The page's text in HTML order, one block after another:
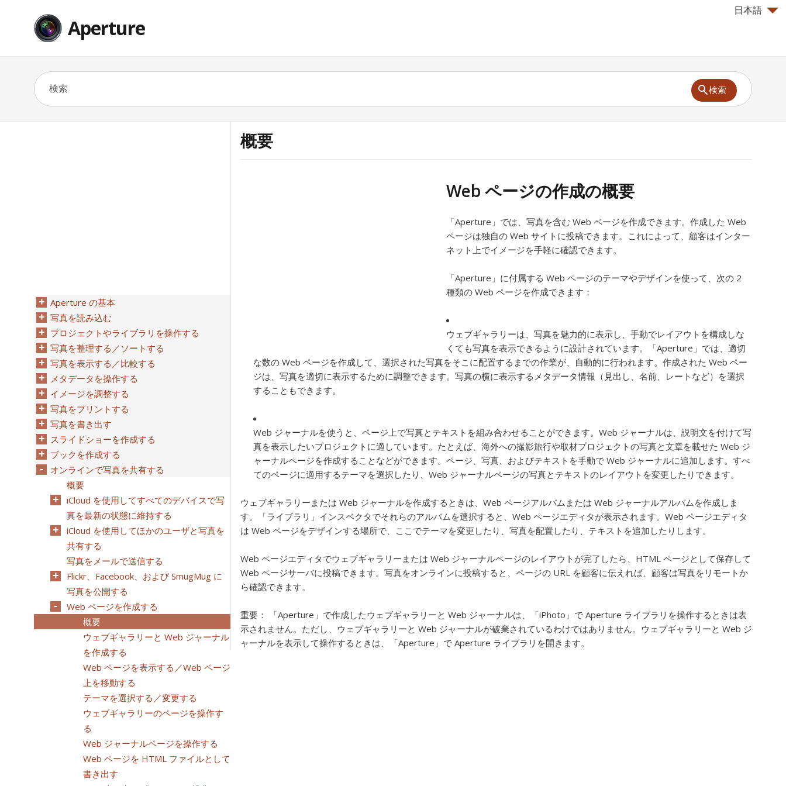
日本語
Aperture
検索
概要
Web ページの作成の概要
「Aperture」では、写真を含む Web ページを作成できます。作成した Web
ページは独自の Web サイトに投稿できます。これによって、顧客はインター
ネット上でイメージを手軽に確認できます。
「Aperture」に付属する Web ページのテーマやデザインを使って、次の 2
種類の Web ページを作成できます：
ウェブギャラリーは、写真を魅力的に表示し、手動でレイアウトを構成しな
くても写真を表示できるように設計されています。「Aperture」では、適切
な数の Web ページを作成して、選択された写真をそこに配置するまでの作業が、自動的に行われます。作成された Web ペー
ジは、写真を適切に表示するために調整できます。写真の横に表示するメタデータ情報（見出し、名前、レートなど）を選択
することもできます。
Web ジャーナルを使うと、ページ上で写真とテキストを組み合わせることができます。Web ジャーナルは、説明文を付けて写
真を表示したいプロジェクトに適しています。たとえば、海外への撮影旅行や取材プロジェクトの写真と文章を載せた Web ジ
ャーナルページを作成することなどができます。ページ、写真、およびテキストを手動で Web ジャーナルに追加します。すべ
てのページに適用するテーマを選択したり、Web ジャーナルページの写真とテキストのレイアウトを変更したりできます。
ウェブギャラリーまたは Web ジャーナルを作成するときは、Web ページアルバムまたは Web ジャーナルアルバムを作成しま
す。「ライブラリ」インスペクタでそれらのアルバムを選択すると、Web ページエディタが表示されます。Web ページエディタ
は Web ページをデザインする場所で、ここでテーマを変更したり、写真を配置したり、テキストを追加したりします。
Web ページエディタでウェブギャラリーまたは Web ジャーナルページのレイアウトが完了したら、HTML ページとして保存して
Web ページサーバに投稿できます。写真をオンラインに投稿すると、ページの URL を顧客に伝えれば、顧客は写真をリモートか
ら確認できます。
重要：
「Aperture」で作成したウェブギャラリーと Web ジャーナルは、「iPhoto」で Aperture ライブラリを操作するときは表
示されません。ただし、ウェブギャラリーと Web ジャーナルが破棄されているわけではありません。ウェブギャラリーと Web ジ
ャーナルを表示して操作するときは、「Aperture」で Aperture ライブラリを開きます。
Aperture の基本
写真を読み込む
プロジェクトやライブラリを操作する
写真を整理する／ソートする
写真を表示する／比較する
メタデータを操作する
イメージを調整する
写真をプリントする
写真を書き出す
スライドショーを作成する
ブックを作成する
オンラインで写真を共有する
概要
iCloud を使用してすべてのデバイスで写
真を最新の状態に維持する
iCloud を使用してほかのユーザと写真を
共有する
写真をメールで送信する
Flickr、Facebook、および SmugMug に
写真を公開する
Web ページを作成する
概要
ウェブギャラリーと Web ジャーナル
を作成する
Web ページを表示する／Web ページ
上を移動する
テーマを選択する／変更する
ウェブギャラリーのページを操作す
る
Web ジャーナルページを操作する
Web ページを HTML ファイルとして
書き出す